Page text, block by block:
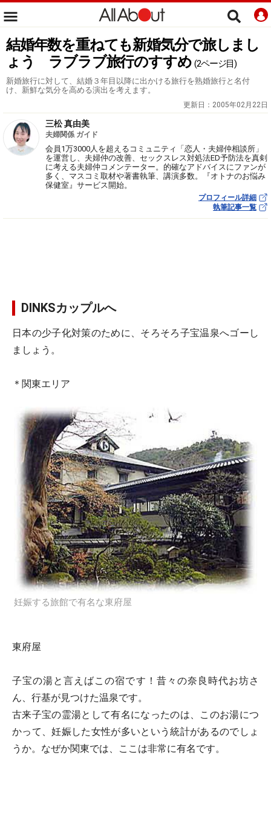
結婚年数を重ねても新婚気分で旅しまし
ょう ラブラブ旅行のすすめ (2ページ目)
新婚旅行に対して、結婚３年目以降に出かける旅行を熟婚旅行と名付
け、新鮮な気分を高める演出を考えます。
更新日： 2005年02月22日
三松 真由美
夫婦関係 ガイド
会員1万3000人を超えるコミュニティ「恋人・夫婦仲相談所」
を運営し、夫婦仲の改善、セックスレス対処法ED予防法を真剣
に考える夫婦仲コメンテーター。的確なアドバイスにファンが
多く、マスコミ取材や著書執筆、講演多数。『オトナのお悩み
保健室』サービス開始。
プロフィール詳細
執筆記事一覧
DINKSカップルへ
日本の少子化対策のために、そろそろ子宝温泉へゴーし
ましょう。
＊関東エリア
妊娠する旅館で有名な東府屋
東府屋
子宝の湯と言えばこの宿です！昔々の奈良時代お坊さ
ん、行基が見つけた温泉です。
古来子宝の霊湯として有名になったのは、このお湯につ
かって、妊娠した女性が多いという統計があるのでしょ
うか。なぜか関東では、ここは非常に有名です。